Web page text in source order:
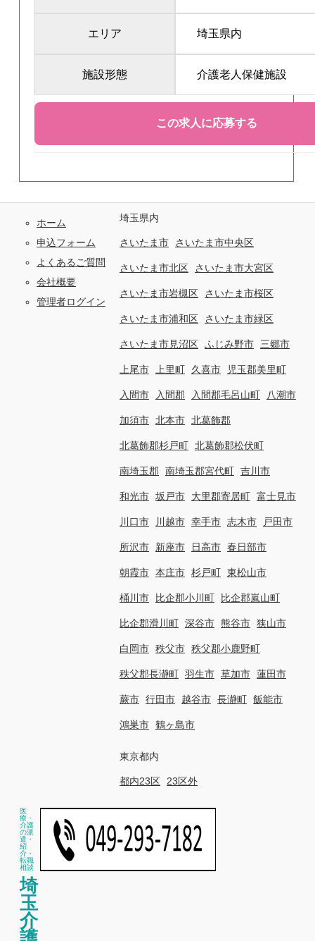
エリア 埼玉県内
施設形態 介護老人保健施設
ホーム
申込フォーム
よくあるご質問
会社概要
管理者ログイン
埼玉県内
さいたま市 さいたま市中央区
さいたま市北区 さいたま市大宮区
さいたま市岩槻区 さいたま市桜区
さいたま市浦和区 さいたま市緑区
さいたま市見沼区 ふじみ野市 三郷市
上尾市 上里町 久喜市 児玉郡美里町
入間市 入間郡 入間郡毛呂山町 八潮市
加須市 北本市 北葛飾郡
北葛飾郡杉戸町 北葛飾郡松伏町
南埼玉郡 南埼玉郡宮代町 吉川市
和光市 坂戸市 大里郡寄居町 富士見市
川口市 川越市 幸手市 志木市 戸田市
所沢市 新座市 日高市 春日部市
朝霞市 本庄市 杉戸町 東松山市
桶川市 比企郡小川町 比企郡嵐山町
比企郡滑川町 深谷市 熊谷市 狭山市
白岡市 秩父市 秩父郡小鹿野町
秩父郡長瀞町 羽生市 草加市 蓮田市
蕨市 行田市 越谷市 長瀞町 飯能市
鴻巣市 鶴ヶ島市
東京都内
都内23区 23区外
医
療・
介護
の派
遣・
紹
介・
転職
相談
埼
玉
介